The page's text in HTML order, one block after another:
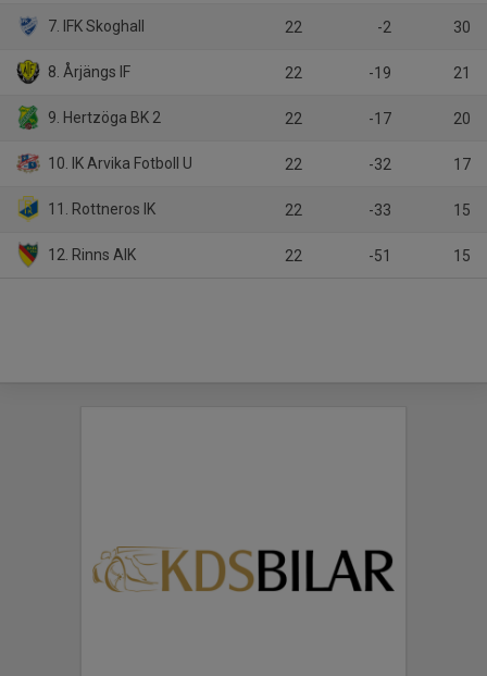
7. IFK Skoghall 22 -2 30
8. Årjängs IF 22 -19 21
9. Hertzöga BK 2 22 -17 20
10. IK Arvika Fotboll U 22 -32 17
11. Rottneros IK 22 -33 15
12. Rinns AIK 22 -51 15